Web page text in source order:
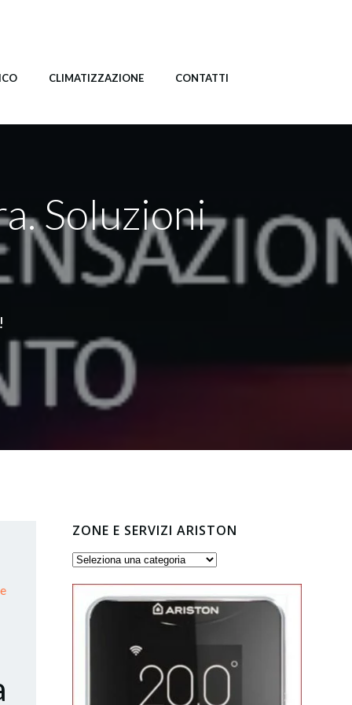
CLIMATIZZAZIONE CONTATTI
Soluzioni
ZONE E SERVIZI ARISTON
Zone
servizi
Ariston